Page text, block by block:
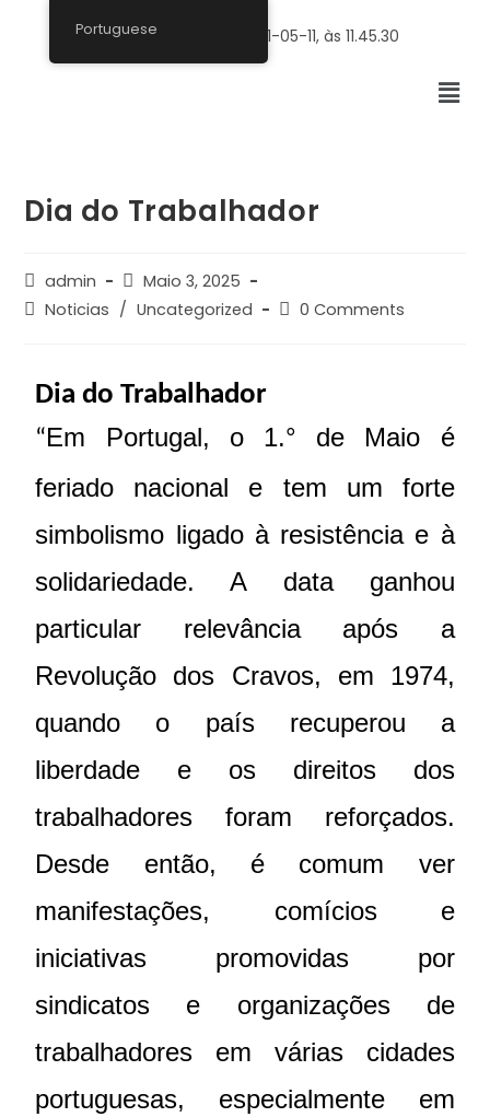
Dia do Trabalhador
admin
Maio 3, 2025
Noticias / Uncategorized 0 Comments
Dia do Trabalhador
“Em Portugal, o 1.° de Maio é
feriado nacional e tem um forte
simbolismo ligado à resistência e à
solidariedade. A data ganhou
particular relevância após a
Revolução dos Cravos, em 1974,
quando o país recuperou a
liberdade e os direitos dos
trabalhadores foram reforçados.
Desde então, é comum ver
manifestações, comícios e
iniciativas promovidas por
sindicatos e organizações de
trabalhadores em várias cidades
portuguesas, especialmente em
Portuguese